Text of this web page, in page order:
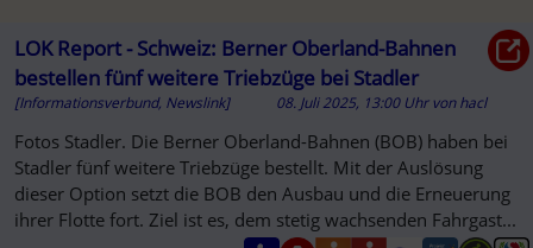
LOK Report - Schweiz: Berner Oberland-Bahnen
bestellen fünf weitere Triebzüge bei Stadler
[Informationsverbund, Newslink] 08. Juli 2025, 13:00 Uhr vonhacl
Fotos Stadler. Die Berner Oberland-Bahnen (BOB) haben bei
Stadler fünf weitere Triebzüge bestellt. Mit der Auslösung
dieser Option setzt die BOB den Ausbau und die Erneuerung
ihrer Flotte fort. Ziel ist es, dem stetig wachsenden Fahrgast...